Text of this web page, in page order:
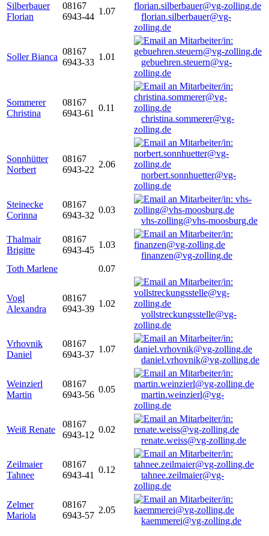
Silberbauer
Florian
08167
6943-44
1.07
florian.silberbauer@vg-
zolling.de
Soller Bianca
08167
6943-33
1.01
gebuehren.steuern@vg-
zolling.de
Sommerer
Christina
08167
6943-61
0.11
christina.sommerer@vg-
zolling.de
Sonnhütter
Norbert
08167
6943-22
2.06
norbert.sonnhuetter@vg-
zolling.de
Steinecke
Corinna
08167
6943-32
0.03
vhs-zolling@vhs-moosburg.de
Thalmair
Brigitte
08167
6943-45
1.03
finanzen@vg-zolling.de
Toth Marlene
0.07
Vogl
Alexandra
08167
6943-39
1.02
vollstreckungsstelle@vg-
zolling.de
Vrhovnik
Daniel
08167
6943-37
1.07
daniel.vrhovnik@vg-zolling.de
Weinzierl
Martin
08167
6943-56
0.05
martin.weinzierl@vg-
zolling.de
Weiß Renate
08167
6943-12
0.02
renate.weiss@vg-zolling.de
Zeilmaier
Tahnee
08167
6943-41
0.12
tahnee.zeilmaier@vg-
zolling.de
Zelmer
Mariola
08167
6943-57
2.05
kaemmerei@vg-zolling.de